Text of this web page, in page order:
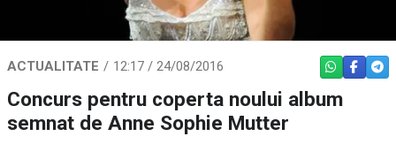
ACTUALITATE 12:17 / 24/08/2016 WHATSAPP
Concurs pentru coperta noului album
semnat de Anne Sophie Mutter